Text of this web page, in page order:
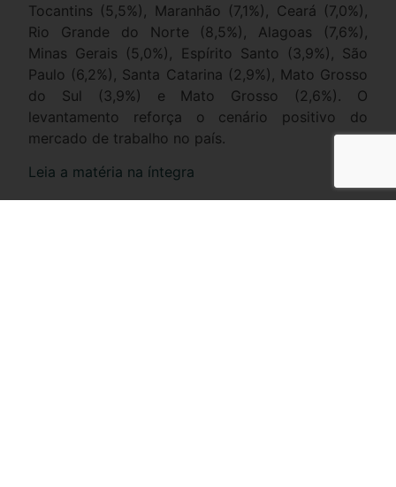
Tocantins (5,5%), Maranhão (7,1%), Ceará (7,0%),
Rio Grande do Norte (8,5%), Alagoas (7,6%),
Minas Gerais (5,0%), Espírito Santo (3,9%), São
Paulo (6,2%), Santa Catarina (2,9%), Mato Grosso
do Sul (3,9%) e Mato Grosso (2,6%). O
levantamento reforça o cenário positivo do
mercado de trabalho no país.
Leia a matéria na íntegra